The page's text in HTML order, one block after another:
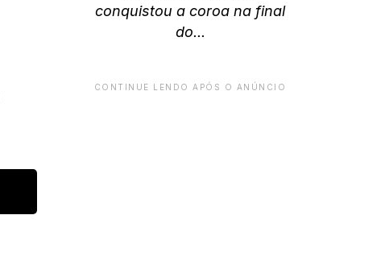
conquistou a coroa na final
do...
CONTINUE LENDO APÓS O ANÚNCIO